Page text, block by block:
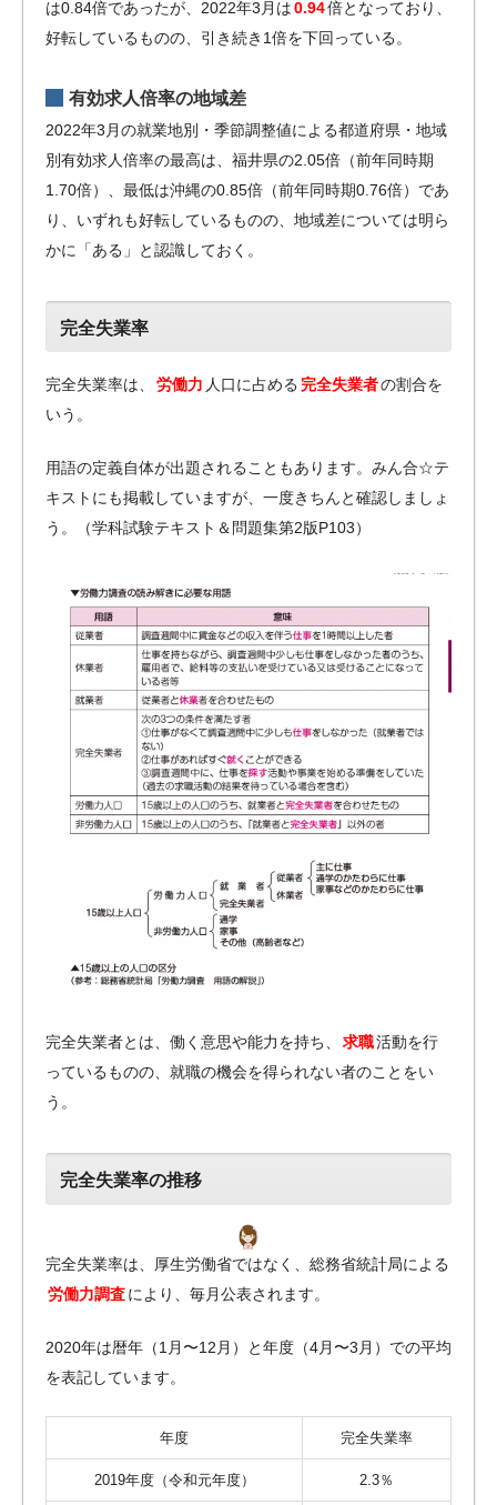
は0.84倍であったが、2022年3月は0.94倍となっており、
好転しているものの、引き続き1倍を下回っている。
有効求人倍率の地域差
2022年3月の就業地別・季節調整値による都道府県・地域
別有効求人倍率の最高は、福井県の2.05倍（前年同時期
1.70倍）、最低は沖縄の0.85倍（前年同時期0.76倍）であ
り、いずれも好転しているものの、地域差については明ら
かに「ある」と認識しておく。
完全失業率
完全失業率は、 労働力 人口に占める 完全失業者の割合を
いう。
用語の定義自体が出題されることもあります。みん合☆テ
キストにも掲載していますが、一度きちんと確認しましょ
う。（学科試験テキスト＆問題集第2版P103）
完全失業者とは、働く意思や能力を持ち、 求職活動を行
っているものの、就職の機会を得られない者のことをい
う。
完全失業率の推移
完全失業率は、厚生労働省ではなく、総務省統計局による
労働力調査により、毎月公表されます。
2020年は暦年（1月〜12月）と年度（4月〜3月）での平均
を表記しています。
年度 完全失業率
2019年度（令和元年度） 2.3％